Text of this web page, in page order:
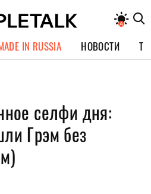
IN RUSSIA НОВОСТИ
селфи дня:
Грэм без